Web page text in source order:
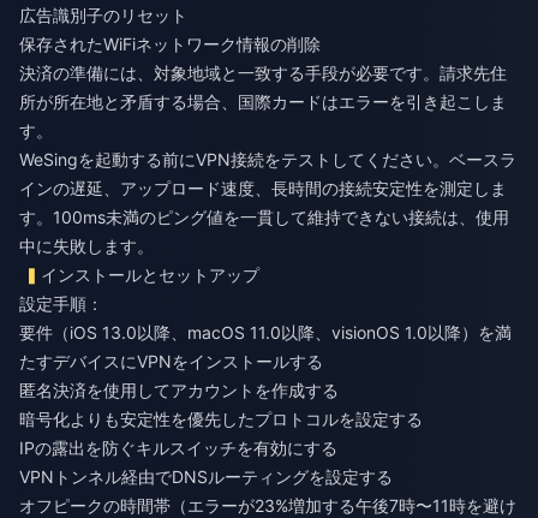
広告識別子のリセット
保存されたWiFiネットワーク情報の削除
決済の準備には、対象地域と一致する手段が必要です。請求先住
所が所在地と矛盾する場合、国際カードはエラーを引き起こしま
す。
WeSingを起動する前にVPN接続をテストしてください。ベースラ
インの遅延、アップロード速度、長時間の接続安定性を測定しま
す。100ms未満のピング値を一貫して維持できない接続は、使用
中に失敗します。
インストールとセットアップ
設定手順：
要件（iOS 13.0以降、macOS 11.0以降、visionOS 1.0以降）を満
たすデバイスにVPNをインストールする
匿名決済を使用してアカウントを作成する
暗号化よりも安定性を優先したプロトコルを設定する
IPの露出を防ぐキルスイッチを有効にする
VPNトンネル経由でDNSルーティングを設定する
オフピークの時間帯（エラーが23%増加する午後7時〜11時を避け